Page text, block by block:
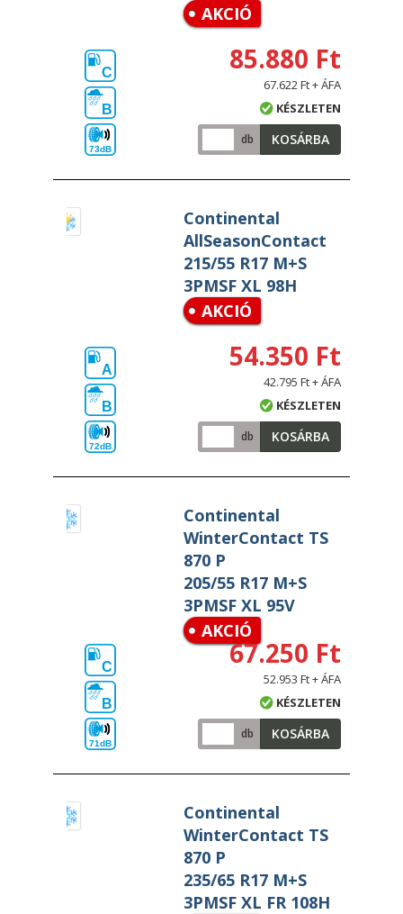
AKCIÓ
C
B
73dB
85.880 Ft
67.622 Ft + ÁFA
KÉSZLETEN
db KOSÁRBA
Continental
AllSeasonContact
215/55 R17 M+S
3PMSF XL 98H
AKCIÓ
A
B
72dB
54.350 Ft
42.795 Ft + ÁFA
KÉSZLETEN
db KOSÁRBA
Continental
WinterContact TS
870 P
205/55 R17 M+S
3PMSF XL 95V
AKCIÓ
C
B
71dB
67.250 Ft
52.953 Ft + ÁFA
KÉSZLETEN
db KOSÁRBA
Continental
WinterContact TS
870 P
235/65 R17 M+S
3PMSF XL FR 108H